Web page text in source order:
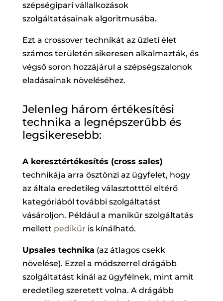
szépségipari vállalkozások
szolgáltatásainak algoritmusába.
Ezt a crossover technikát az üzleti élet
számos területén sikeresen alkalmazták, és
végső soron hozzájárul a szépségszalonok
eladásainak növeléséhez.
Jelenleg három értékesítési
technika a legnépszerűbb és
legsikeresebb:
A keresztértékesítés (cross sales)
technikája arra ösztönzi az ügyfelet, hogy
az általa eredetileg választotttól eltérő
kategóriából további szolgáltatást
vásároljon. Például a manikűr szolgáltatás
mellett pedikűr is kínálható.
Upsales technika (az átlagos csekk
növelése). Ezzel a módszerrel drágább
szolgáltatást kínál az ügyfélnek, mint amit
eredetileg szeretett volna. A drágább